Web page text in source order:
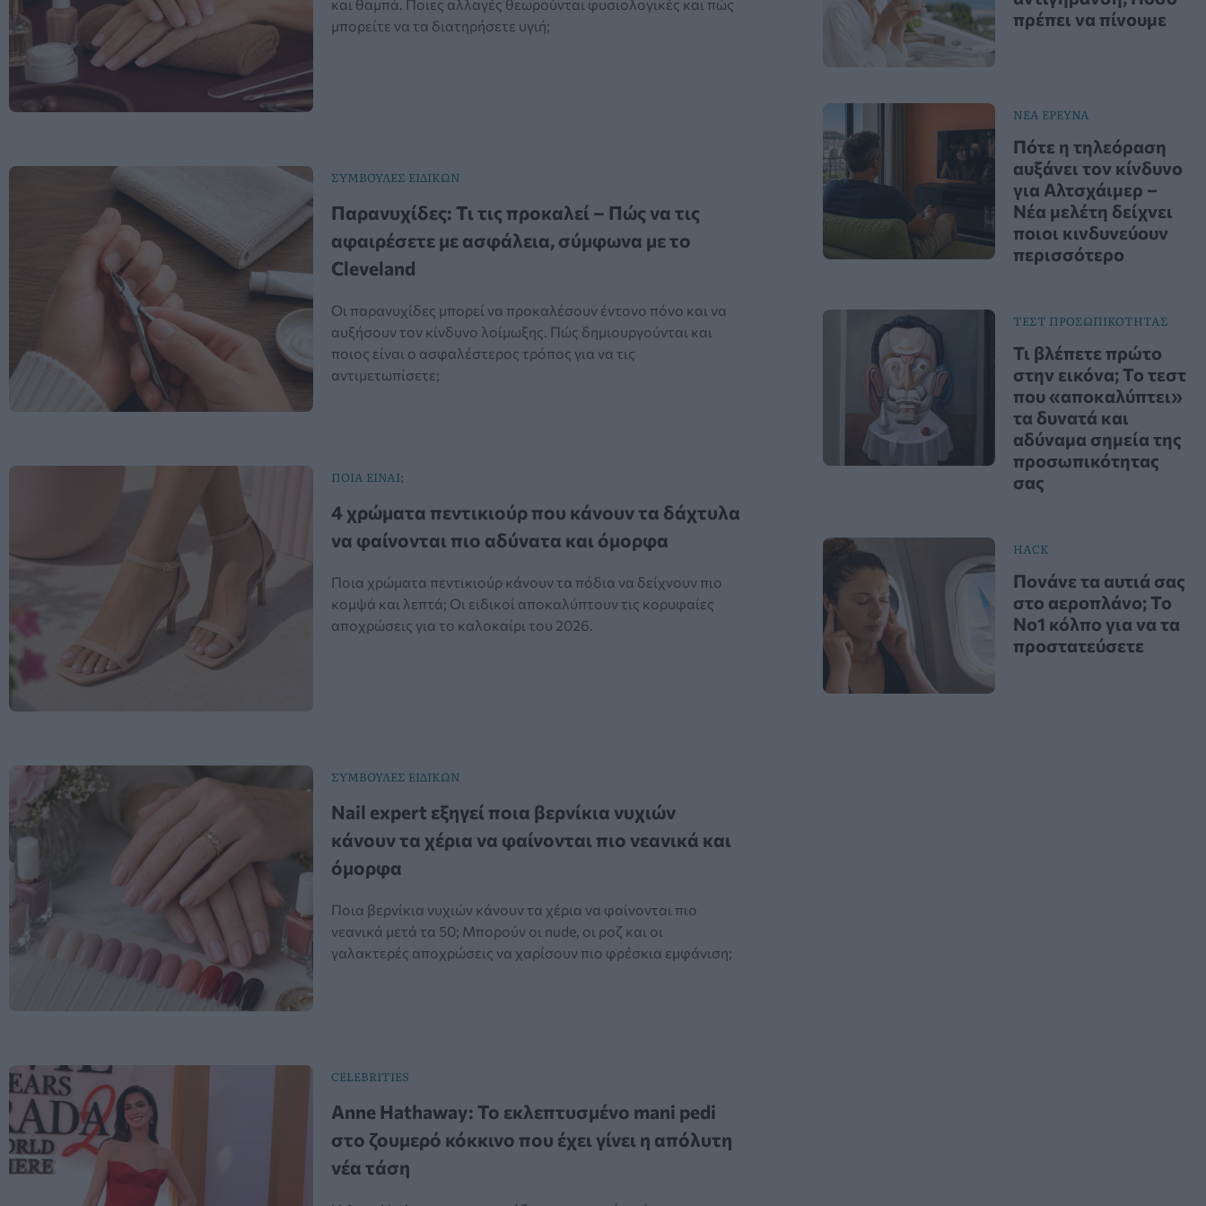
και θαμπά. Ποιες αλλαγές θεωρούνται φυσιολογικές και πώς
μπορείτε να τα διατηρήσετε υγιή;
ΣΥΜΒΟΥΛΕΣ ΕΙΔΙΚΩΝ
Παρανυχίδες: Τι τις προκαλεί – Πώς να τις
αφαιρέσετε με ασφάλεια, σύμφωνα με το
Cleveland
Οι παρανυχίδες μπορεί να προκαλέσουν έντονο πόνο και να
αυξήσουν τον κίνδυνο λοίμωξης. Πώς δημιουργούνται και
ποιος είναι ο ασφαλέστερος τρόπος για να τις
αντιμετωπίσετε;
ΠΟΙΑ ΕΙΝΑΙ;
4 χρώματα πεντικιούρ που κάνουν τα δάχτυλα
να φαίνονται πιο αδύνατα και όμορφα
Ποια χρώματα πεντικιούρ κάνουν τα πόδια να δείχνουν πιο
κομψά και λεπτά; Οι ειδικοί αποκαλύπτουν τις κορυφαίες
αποχρώσεις για το καλοκαίρι του 2026.
ΣΥΜΒΟΥΛΕΣ ΕΙΔΙΚΩΝ
Nail expert εξηγεί ποια βερνίκια νυχιών
κάνουν τα χέρια να φαίνονται πιο νεανικά και
όμορφα
Ποια βερνίκια νυχιών κάνουν τα χέρια να φαίνονται πιο
νεανικά μετά τα 50; Μπορούν οι nude, οι ροζ και οι
γαλακτερές αποχρώσεις να χαρίσουν πιο φρέσκια εμφάνιση;
CELEBRITIES
Anne Hathaway: Το εκλεπτυσμένο mani pedi
στο ζουμερό κόκκινο που έχει γίνει η απόλυτη
νέα τάση
πρέπει να πίνουμε
ΝΕΑ ΕΡΕΥΝΑ
Πότε η τηλεόραση
αυξάνει τον κίνδυνο
για Αλτσχάιμερ –
Νέα μελέτη δείχνει
ποιοι κινδυνεύουν
περισσότερο
ΤΕΣΤ ΠΡΟΣΩΠΙΚΟΤΗΤΑΣ
Τι βλέπετε πρώτο
στην εικόνα; Το τεστ
που «αποκαλύπτει»
τα δυνατά και
αδύναμα σημεία της
προσωπικότητας
σας
HACK
Πονάνε τα αυτιά σας
στο αεροπλάνο; Το
Νο1 κόλπο για να τα
προστατεύσετε